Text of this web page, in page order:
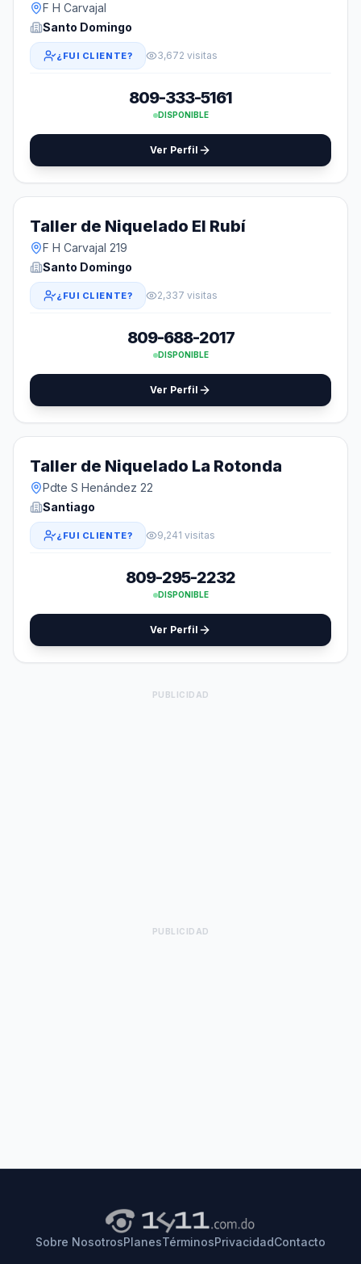
F H Carvajal
Santo Domingo
¿FUI CLIENTE? 3,672 visitas
809-333-5161
DISPONIBLE
Ver Perfil
Taller de Niquelado El Rubí
F H Carvajal 219
Santo Domingo
¿FUI CLIENTE? 2,337 visitas
809-688-2017
DISPONIBLE
Ver Perfil
Taller de Niquelado La Rotonda
Pdte S Henández 22
Santiago
¿FUI CLIENTE? 9,241 visitas
809-295-2232
DISPONIBLE
Ver Perfil
PUBLICIDAD
PUBLICIDAD
Sobre NosotrosPlanesTérminosPrivacidadContacto